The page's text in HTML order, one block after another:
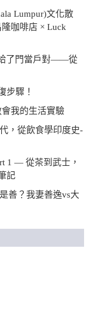
Lumpur)文化散
咖啡店 × Luck
了門當戶對——從
步驟！
我的生活實驗
，從飲食學印度史-
1 — 從茶到武士，
記
善？我妻善逸vs大